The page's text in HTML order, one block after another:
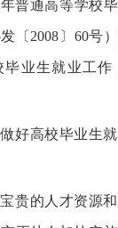
普通高等学校
〔2008〕60号
毕业生就业工
好高校毕业生
贵的人才资源